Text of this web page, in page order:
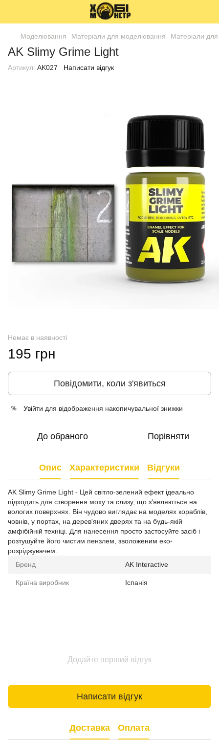
Моделювання Матеріали для моделювання Матеріали
AK Slimy Grime Light
Артикул: AK027 Написати відгук
Немає в наявності
195 грн
Повідомити, коли з'явиться
% Увійти для відображення накопичувальної знижки
До обраного Порівняти
Опис Характеристики Відгуки
AK Slimy Grime Light - Цей світло-зелений ефект ідеально
підходить для створення моху та слизу, що з'являються на
вологих поверхнях. Він чудово виглядає на моделях кораблів,
човнів, у портах, на дерев'яних дверях та на будь-якій
амфібійній техніці. Для нанесення просто застосуйте засіб і
розтушуйте його чистим пензлем, зволоженим еко-
розріджувачем.
Бренд
AK Interactive
Країна виробник Іспанія
Додайте перший відгук
Написати відгук
Доставка Оплата